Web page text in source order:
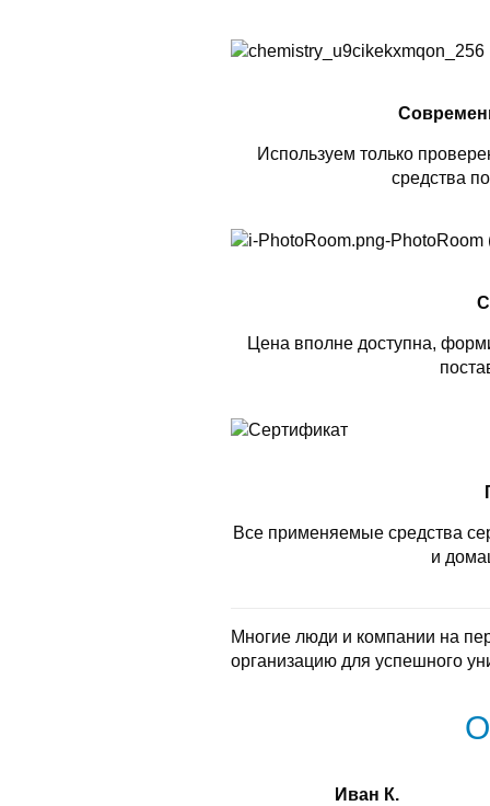
Используем только
средства
Цена вполне доступна,
Все применяемые средства
и
Многие люди и компании на
организацию для успешного
Иван К.